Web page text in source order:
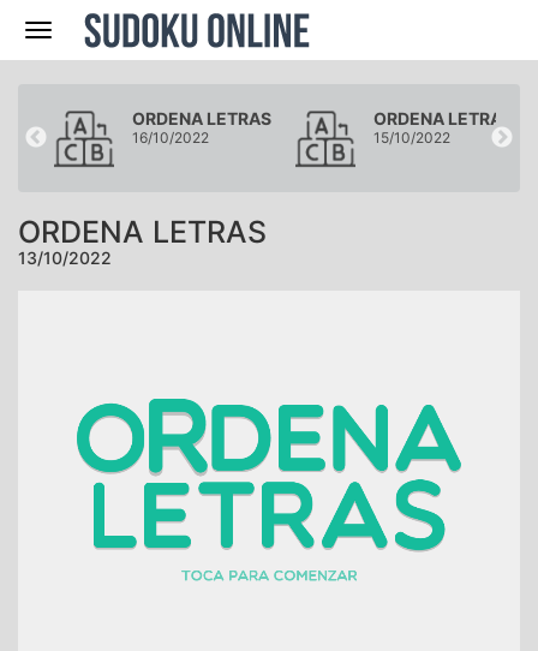
Navegación
ORDENA LETRAS
16/10/2022
ORDENA LETRAS
15/10/2022
ORDENA LETRAS
13/10/2022